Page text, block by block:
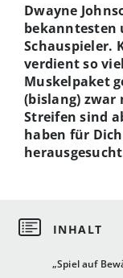
„Spiel auf
Dwayne
bekanntesten
Schauspieler.
verdient so
Muskelpaket
(bislang) zwar
Streifen sind
haben für